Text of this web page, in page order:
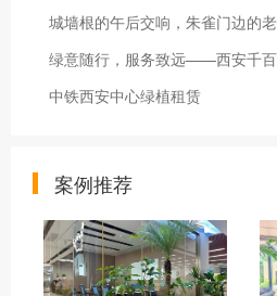
城墙根的午后交响，朱雀门边的
绿意随行，服务致远——西安千
中铁西安中心绿植租赁
案例推荐